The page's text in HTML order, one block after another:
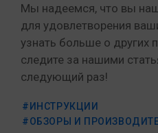
Мы надеемся, что вы
для удовлетворения
узнать больше о других
следите за нашими
следующий раз!
#ИНСТРУКЦИИ
#ОБЗОРЫ И